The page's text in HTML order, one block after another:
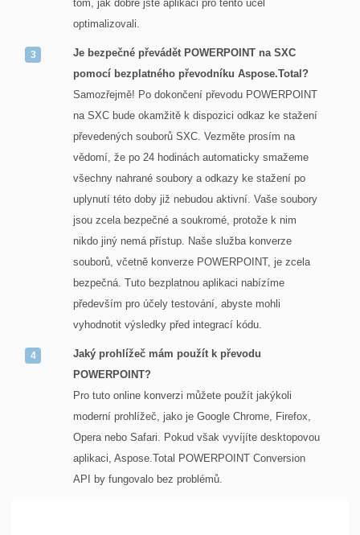
tom, jak dobře jste aplikaci pro tento účel
optimalizovali.
Je bezpečné převádět POWERPOINT na SXC
pomocí bezplatného převodníku Aspose.Total?
Samozřejmě! Po dokončení převodu POWERPOINT
na SXC bude okamžitě k dispozici odkaz ke stažení
převedených souborů SXC. Vezměte prosím na
vědomí, že po 24 hodinách automaticky smažeme
všechny nahrané soubory a odkazy ke stažení po
uplynutí této doby již nebudou aktivní. Vaše soubory
jsou zcela bezpečné a soukromé, protože k nim
nikdo jiný nemá přístup. Naše služba konverze
souborů, včetně konverze POWERPOINT, je zcela
bezpečná. Tuto bezplatnou aplikaci nabízíme
především pro účely testování, abyste mohli
vyhodnotit výsledky před integrací kódu.
Jaký prohlížeč mám použít k převodu
POWERPOINT?
Pro tuto online konverzi můžete použít jakýkoli
moderní prohlížeč, jako je Google Chrome, Firefox,
Opera nebo Safari. Pokud však vyvíjíte desktopovou
aplikaci, Aspose.Total POWERPOINT Conversion
API by fungovalo bez problémů.